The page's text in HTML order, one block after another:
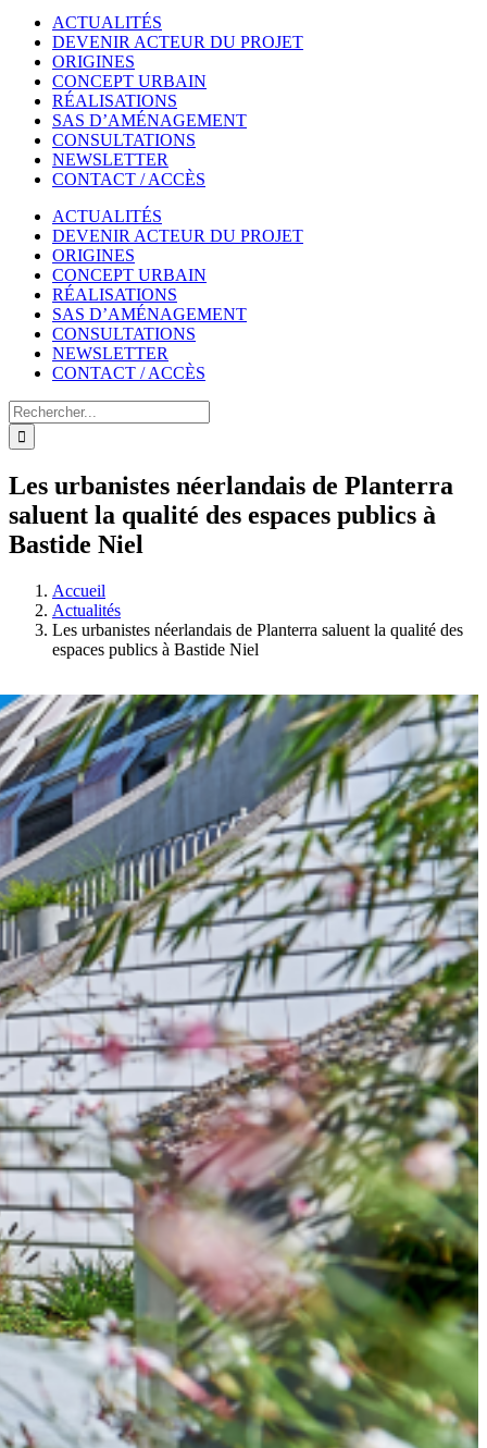
ACTUALITÉS
DEVENIR ACTEUR DU PROJET
ORIGINES
CONCEPT URBAIN
RÉALISATIONS
SAS D’AMÉNAGEMENT
CONSULTATIONS
NEWSLETTER
CONTACT / ACCÈS
ACTUALITÉS
DEVENIR ACTEUR DU PROJET
ORIGINES
CONCEPT URBAIN
RÉALISATIONS
SAS D’AMÉNAGEMENT
CONSULTATIONS
NEWSLETTER
CONTACT / ACCÈS
Rechercher
Les urbanistes néerlandais de Planterra
saluent la qualité des espaces publics à
Bastide Niel
Accueil
Actualités
Les urbanistes néerlandais de Planterra saluent la qualité des
espaces publics à Bastide Niel